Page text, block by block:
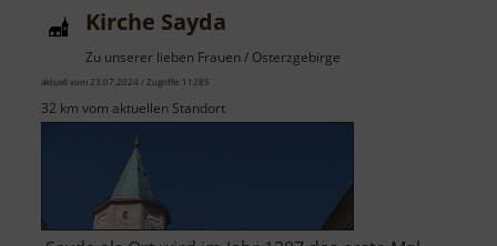
Kirche Sayda
Zu unserer lieben Frauen / Osterzgebirge
aktuell vom 23.07.2024 / Zugriffe: 11285
32 km vom aktuellen Standort